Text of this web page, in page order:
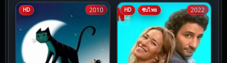
HD 2010 HD ซับไทย 2022